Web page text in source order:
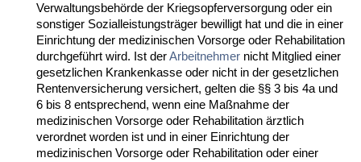
Verwaltungsbehörde der Kriegsopferversorgung oder ein
sonstiger Sozialleistungsträger bewilligt hat und die in einer
Einrichtung der medizinischen Vorsorge oder Rehabilitation
durchgeführt wird. Ist derArbeitnehmer nicht Mitglied einer
gesetzlichen Krankenkasse oder nicht in der gesetzlichen
Rentenversicherung versichert, gelten die §§ 3 bis 4a und
6 bis 8 entsprechend, wenn eine Maßnahme der
medizinischen Vorsorge oder Rehabilitation ärztlich
verordnet worden ist und in einer Einrichtung der
medizinischen Vorsorge oder Rehabilitation oder einer